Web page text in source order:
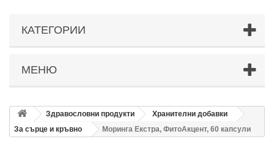
КАТЕГОРИИ
МЕНЮ
Здравословни продукти
Хранителни добавки
За сърце и кръвно
Моринга Екстра, ФитоАкцент, 60 капсули